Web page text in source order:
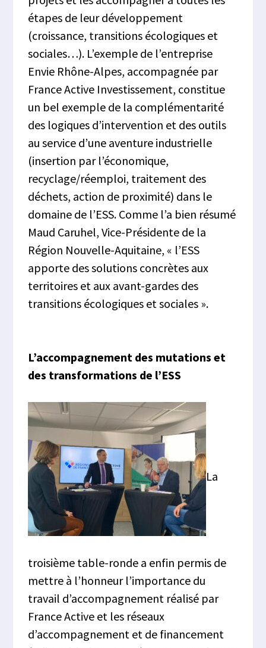
étapes de leur développement
(croissance, transitions écologiques et
sociales…). L’exemple de l’entreprise
Envie Rhône-Alpes, accompagnée par
France Active Investissement, constitue
un bel exemple de la complémentarité
des logiques d’intervention et des outils
au service d’une aventure industrielle
(insertion par l’économique,
recyclage/réemploi, traitement des
déchets, action de proximité) dans le
domaine de l’ESS. Comme l’a bien résumé
Maud Caruhel, Vice-Présidente de la
Région Nouvelle-Aquitaine, « l’ESS
apporte des solutions concrètes aux
territoires et aux avant-gardes des
transitions écologiques et sociales ».
L’accompagnement des mutations et
des transformations de l’ESS
La
troisième table-ronde a enfin permis de
mettre à l’honneur l’importance du
travail d’accompagnement réalisé par
France Active et les réseaux
d’accompagnement et de financement